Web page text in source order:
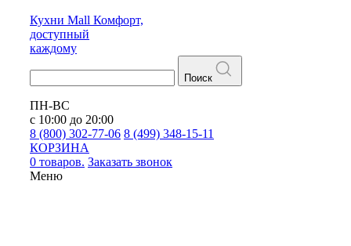
Кухни Mall Комфорт,
доступный
каждому
Поиск
ПН-ВС
с 10:00 до 20:00
8 (800) 302-77-06 8 (499) 348-15-11
КОРЗИНА
0 товаров. Заказать звонок
Меню